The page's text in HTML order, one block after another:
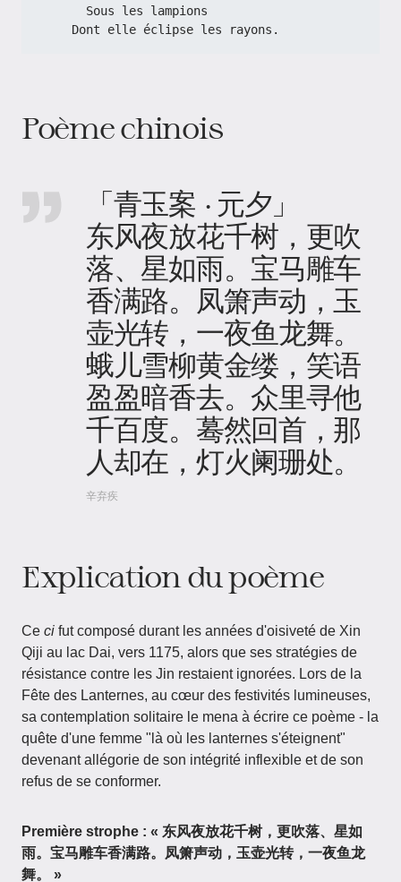
      Sous les lampions
    Dont elle éclipse les rayons.
Poème chinois
「青玉案 · 元夕」
东风夜放花千树，更吹
落、星如雨。宝马雕车
香满路。凤箫声动，玉
壶光转，一夜鱼龙舞。
蛾儿雪柳黄金缕，笑语
盈盈暗香去。众里寻他
千百度。蓦然回首，那
人却在，灯火阑珊处。
辛弃疾
Explication du poème
Ce ci fut composé durant les années d'oisiveté de Xin
Qiji au lac Dai, vers 1175, alors que ses stratégies de
résistance contre les Jin restaient ignorées. Lors de la
Fête des Lanternes, au cœur des festivités lumineuses,
sa contemplation solitaire le mena à écrire ce poème - la
quête d'une femme "là où les lanternes s'éteignent"
devenant allégorie de son intégrité inflexible et de son
refus de se conformer.
Première strophe : « 东风夜放花千树，更吹落、星如
雨。宝马雕车香满路。凤箫声动，玉壶光转，一夜鱼龙
舞。 »